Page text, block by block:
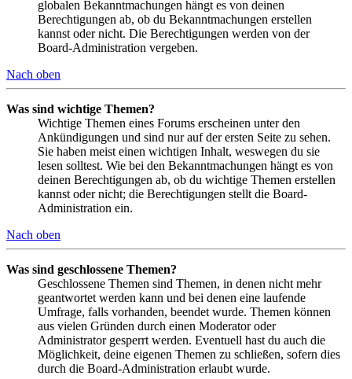
globalen Bekanntmachungen hängt es von deinen
Berechtigungen ab, ob du Bekanntmachungen erstellen
kannst oder nicht. Die Berechtigungen werden von der
Board-Administration vergeben.
Nach oben
Was sind wichtige Themen?
Wichtige Themen eines Forums erscheinen unter den
Ankündigungen und sind nur auf der ersten Seite zu sehen.
Sie haben meist einen wichtigen Inhalt, weswegen du sie
lesen solltest. Wie bei den Bekanntmachungen hängt es von
deinen Berechtigungen ab, ob du wichtige Themen erstellen
kannst oder nicht; die Berechtigungen stellt die Board-
Administration ein.
Nach oben
Was sind geschlossene Themen?
Geschlossene Themen sind Themen, in denen nicht mehr
geantwortet werden kann und bei denen eine laufende
Umfrage, falls vorhanden, beendet wurde. Themen können
aus vielen Gründen durch einen Moderator oder
Administrator gesperrt werden. Eventuell hast du auch die
Möglichkeit, deine eigenen Themen zu schließen, sofern dies
durch die Board-Administration erlaubt wurde.